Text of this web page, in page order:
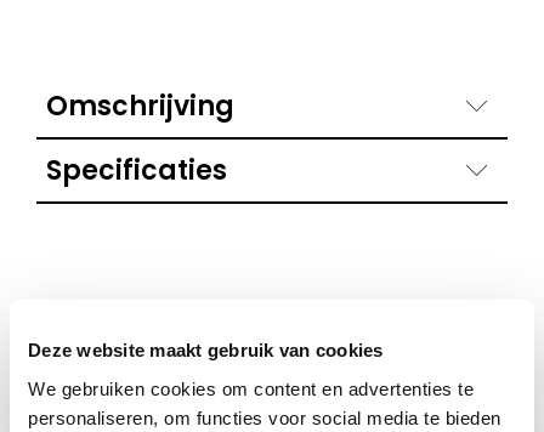
Deze website maakt gebruik van cookies
We gebruiken cookies om content en advertenties te
personaliseren, om functies voor social media te bieden
Omschrijving
Specificaties
Shop nu deze merken